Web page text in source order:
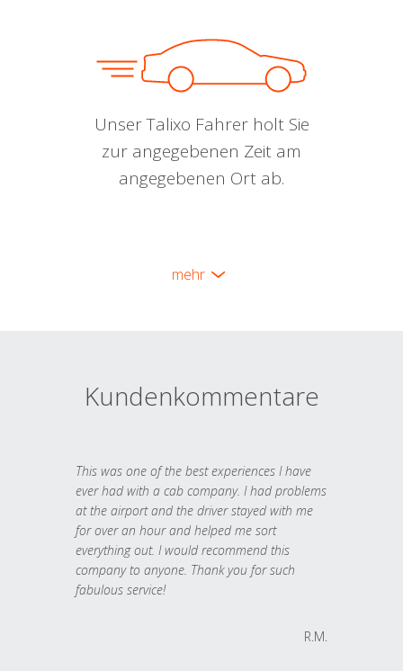
Unser Talixo Fahrer holt Sie
zur angegebenen Zeit am
angegebenen Ort ab.
mehr
Kundenkommentare
This was one of the best experiences I have
ever had with a cab company. I had problems
at the airport and the driver stayed with me
for over an hour and helped me sort
everything out. I would recommend this
company to anyone. Thank you for such
fabulous service!
R.M.